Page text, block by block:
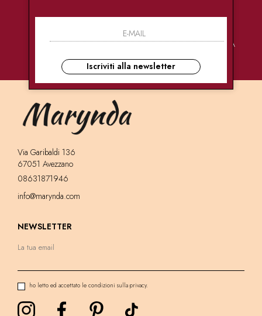
PAGAMENTI
CONSEGNE
ULTRA RAPIDE
ASSISTENZA
Via Garibaldi 136
67051 Avezzano
08631871946
info@marynda.com
NEWSLETTER
ho letto ed accettato le condizioni sulla privacy.
Iscriviti alla newsletter